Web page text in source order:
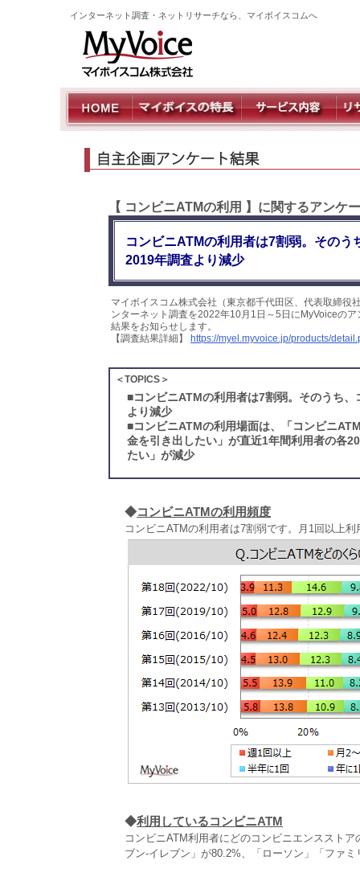
インターネット調査・ネットリサーチなら、マイボイスコムへ
【 コンビニATMの利用 】に関するアンケ
コンビニATMの利用者は7割弱。その
2019年調査より減少
マイボイスコム株式会社（東京都千代田区、代表取締役
ンターネット調査を2022年10月1日～5日にMyVoiceの
結果をお知らせします。
【調査結果詳細】
https://myel.myvoice.jp/products/
＜TOPICS＞
■コンビニATMの利用者は7割弱。そのうち
より減少
■コンビニATMの利用場面は、「コンビニ
金を引き出したい」が直近1年間利用者の各
たい」が減少
◆コンビニATMの利用頻度
コンビニATMの利用者は7割弱です。月1回以上
◆利用しているコンビニATM
コンビニATM利用者にどのコンビニエンススト
ブン‐イレブン」が80.2%、「ローソン」「ファ